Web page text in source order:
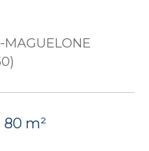
MAGUELONE
80 m²